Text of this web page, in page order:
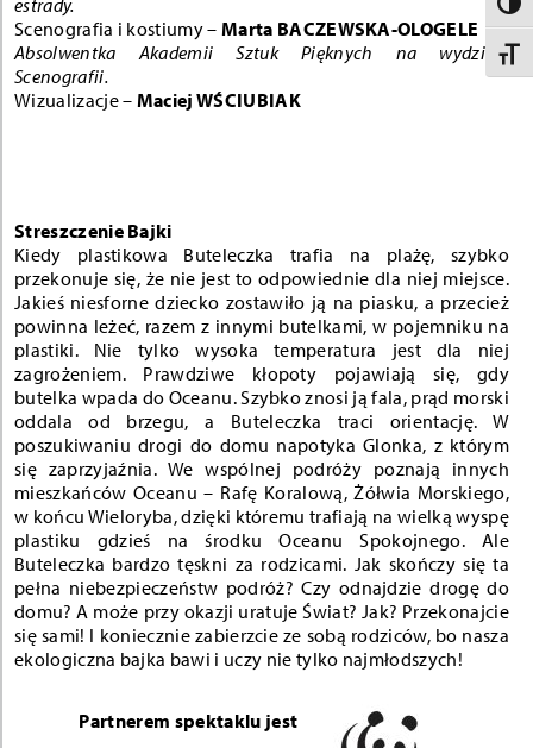
Toggle
Scenografia i kostiumy – Marta BACZEWSKA-OLOGELE
Absolwentka Akademii Sztuk Pięknych na wydziale
Scenografii.
Wizualizacje – Maciej WŚCIUBIAK
Streszczenie Bajki
Kiedy plastikowa Buteleczka trafia na plażę, szybko
przekonuje się, że nie jest to odpowiednie dla niej miejsce.
Jakieś niesforne dziecko zostawiło ją na piasku, a przecież
powinna leżeć, razem z innymi butelkami, w pojemniku na
plastiki. Nie tylko wysoka temperatura jest dla niej
zagrożeniem. Prawdziwe kłopoty pojawiają się, gdy
butelka wpada do Oceanu. Szybko znosi ją fala, prąd morski
oddala od brzegu, a Buteleczka traci orientację. W
poszukiwaniu drogi do domu napotyka Glonka, z którym
się zaprzyjaźnia. We wspólnej podróży poznają innych
mieszkańców Oceanu – Rafę Koralową, Żółwia Morskiego,
w końcu Wieloryba, dzięki któremu trafiają na wielką wyspę
plastiku gdzieś na środku Oceanu Spokojnego. Ale
Buteleczka bardzo tęskni za rodzicami. Jak skończy się ta
pełna niebezpieczeństw podróż? Czy odnajdzie drogę do
domu? A może przy okazji uratuje Świat? Jak? Przekonajcie
się sami! I koniecznie zabierzcie ze sobą rodziców, bo nasza
ekologiczna bajka bawi i uczy nie tylko najmłodszych!
Partnerem spektaklu jest